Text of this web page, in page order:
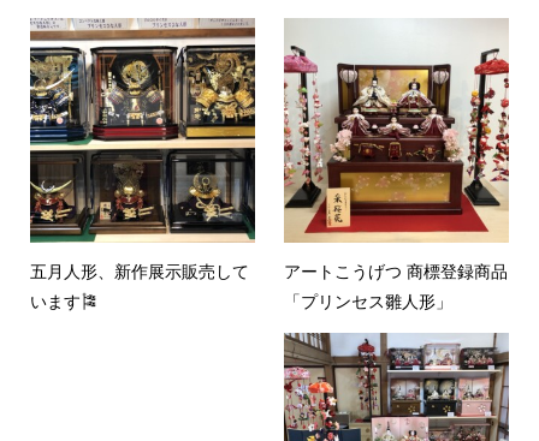
五月人形、新作展示販売して
います🎏
アートこうげつ 商標登録商品
「プリンセス雛人形」